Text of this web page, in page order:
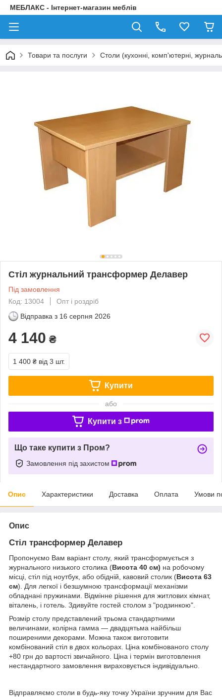
МЕБЛАКС - Інтернет-магазин меблів
Товари та послуги Столи (кухонні, комп'ютерні,
Стіл журнальний трансформер Делавер
Під замовлення
Код: 13004
Опт і роздріб
Відправка з 16 серпня 2026
4 140 ₴
1 400 ₴ від 3 шт.
Купити
або
Купити з
Що таке купити з Пром?
Замовлення під захистом
Опис Характеристики Доставка Оплата Умови
Опис
Стіл трансформер Делавер
Пропонуємо Вам варіант столу, який трансформується з
журнального низького столика (Висота 40 см) на робочому
місці, стіл під ноутбук, або обідній, кавовий столик (Висота 63
см). Для легкої і безшумною трансформації механізми
обладнані пружинами. Відмінне рішення для житлових кімнат,
віталень, і готель. Здивуйте гостей столом з "родзинкою".
Розмір столу представлений трьома стандартними
величинами, колірна гамма ― двадцятьма найбільш
поширеними декорами. Можна також виготовити
комбінований стіл в двох кольорах. Ціна комбінованого столу
+80 грн до вартості звичайного. Ціна і термін виготовлення
нестандартного замовлення вираховується індивідуально.
Відправляємо столи в будь-яку точку України зручним для Вас